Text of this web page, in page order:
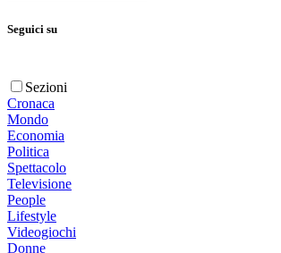
Seguici su
Sezioni
Cronaca
Mondo
Economia
Politica
Spettacolo
Televisione
People
Lifestyle
Videogiochi
Donne